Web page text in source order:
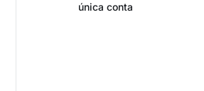
única conta